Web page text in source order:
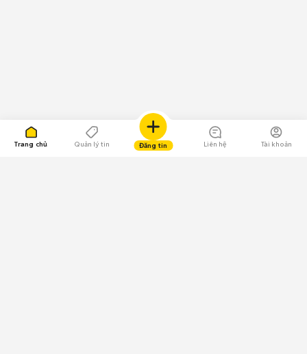
Trang chủ Quản lý tin Đăng tin Liên hệ Tài khoản